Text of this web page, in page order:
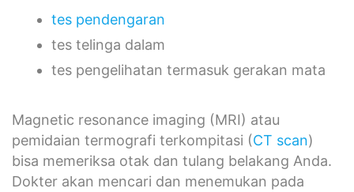
tes pendengaran
tes telinga dalam
tes pengelihatan termasuk gerakan mata
Magnetic resonance imaging (MRI) atau
pemidaian termografi terkompitasi (CT scan)
bisa memeriksa otak dan tulang belakang Anda.
Dokter akan mencari dan menemukan pada